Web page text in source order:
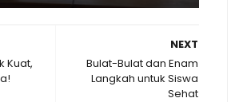
NEXT
Bulat-Bulat dan Enam
Langkah untuk Siswa
Sehat
Kuat,